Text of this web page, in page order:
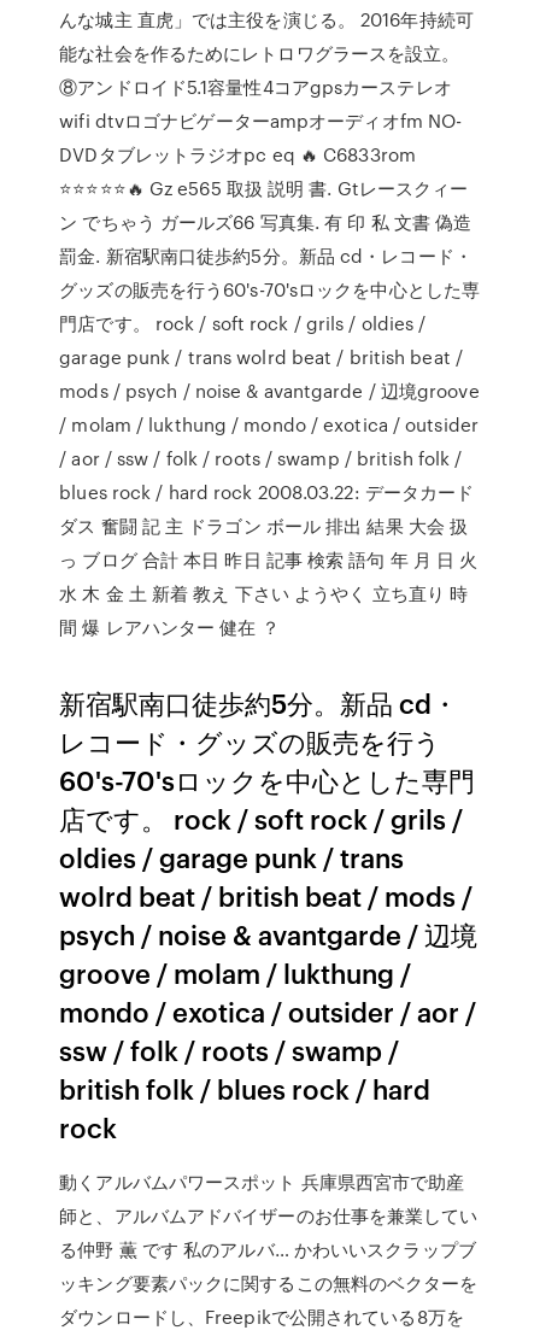
んな城主 直虎」では主役を演じる。 2016年持続可
能な社会を作るためにレトロワグラースを設立。
⑧アンドロイド5.1容量性4コアgpsカーステレオ
wifi dtvロゴナビゲーターampオーディオfm NO-
DVDタブレットラジオpc eq 🔥 C6833rom
⭐⭐⭐⭐⭐🔥 Gz e565 取扱 説明 書. Gtレースクィー
ン でちゃう ガールズ66 写真集. 有 印 私 文書 偽造
罰金. 新宿駅南口徒歩約5分。新品 cd・レコード・
グッズの販売を行う60's-70'sロックを中心とした専
門店です。 rock / soft rock / grils / oldies /
garage punk / trans wolrd beat / british beat /
mods / psych / noise & avantgarde / 辺境groove
/ molam / lukthung / mondo / exotica / outsider
/ aor / ssw / folk / roots / swamp / british folk /
blues rock / hard rock 2008.03.22: データカード
ダス 奮闘 記 主 ドラゴン ボール 排出 結果 大会 扱
っ ブログ 合計 本日 昨日 記事 検索 語句 年 月 日 火
水 木 金 土 新着 教え 下さい ようやく 立ち直り 時
間 爆 レアハンター 健在 ？
新宿駅南口徒歩約5分。新品 cd・
レコード・グッズの販売を行う
60's-70'sロックを中心とした専門
店です。 rock / soft rock / grils /
oldies / garage punk / trans
wolrd beat / british beat / mods /
psych / noise & avantgarde / 辺境
groove / molam / lukthung /
mondo / exotica / outsider / aor /
ssw / folk / roots / swamp /
british folk / blues rock / hard
rock
動くアルバムパワースポット 兵庫県西宮市で助産
師と、アルバムアドバイザーのお仕事を兼業してい
る仲野 薫 です 私のアルバ… かわいいスクラップブ
ッキング要素パックに関するこの無料のベクターを
ダウンロードし、Freepikで公開されている8万を